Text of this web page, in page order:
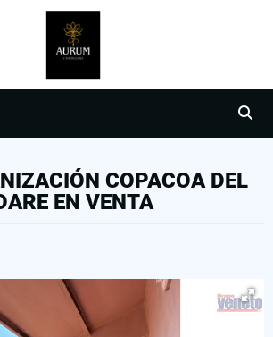
COPACOA DEL
EN VENTA